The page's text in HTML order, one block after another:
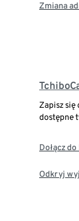
Zmiana
Zapisz się
dostępne
Dołącz
Odkryj